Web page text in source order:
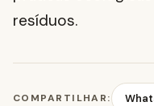
resíduos.
COMPARTILHAR: